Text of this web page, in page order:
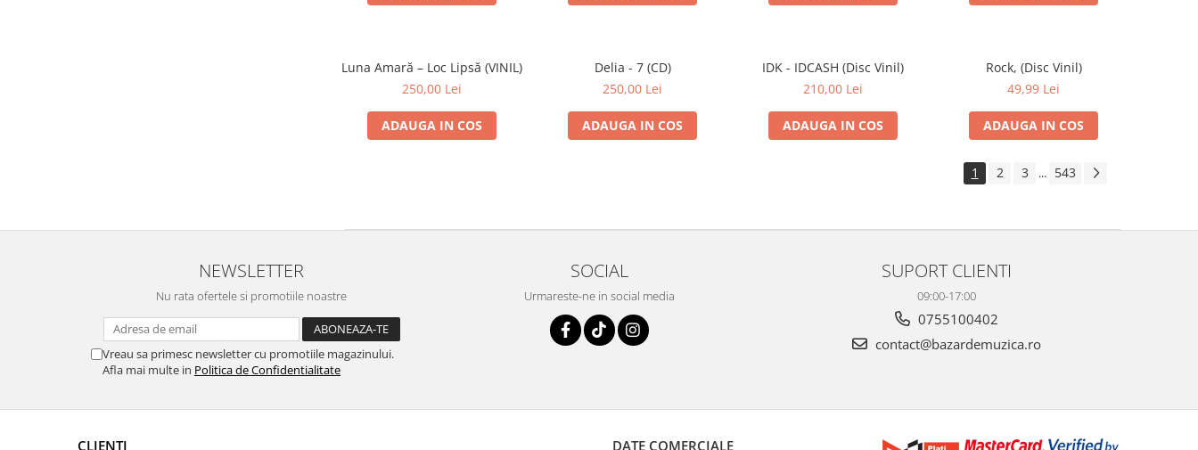
Luna Amară – Loc Lipsă (VINIL)
250,00 Lei
ADAUGA IN COS
Delia - 7 (CD)
250,00 Lei
ADAUGA IN COS
IDK - IDCASH (Disc Vinil)
210,00 Lei
ADAUGA IN COS
Rock, (Disc Vinil)
49,99 Lei
ADAUGA IN COS
1 2 3 ... 543
NEWSLETTER
Nu rata ofertele si promotiile noastre
Vreau sa primesc newsletter cu promotiile magazinului.
Afla mai multe in Politica de Confidentialitate
SOCIAL
Urmareste-ne in social media
SUPORT CLIENTI
09:00-17:00
0755100402
contact@bazardemuzica.ro
CLIENTI DATE COMERCIALE